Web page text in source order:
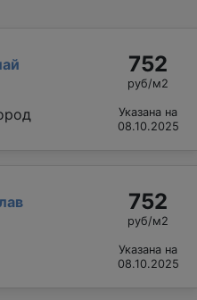
752
руб/м2
Указана на
08.10.2025
752
руб/м2
Указана на
08.10.2025